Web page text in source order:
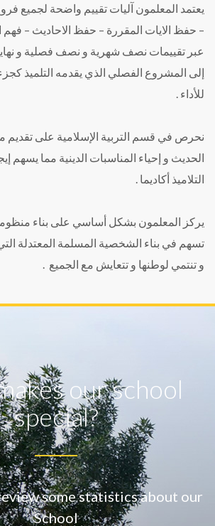
يعتمد المعلمون آليات تقييم واضحة لجميع
– حفظ الايات المقررة – حفظ الاحاديث –
عبر تقييمات نصف شهرية و نصف فصلية و
إلى المشروع الفصلي الذي يقدمه التلميذ
للأداء .
نحرص في قسم التربية الإسلامية على تقديم
الحديث و إحياء المناسبات الدينية مما يسهم
التلاميذ أكاديما .
يركز المعلمون بشكل أساسي على بناء
تسهم في بناء الشخصية المسلمة المعتدلة
و تنتمي لوطنها و تتعايش مع الجميع .
our school
special?
some statistics about our
School